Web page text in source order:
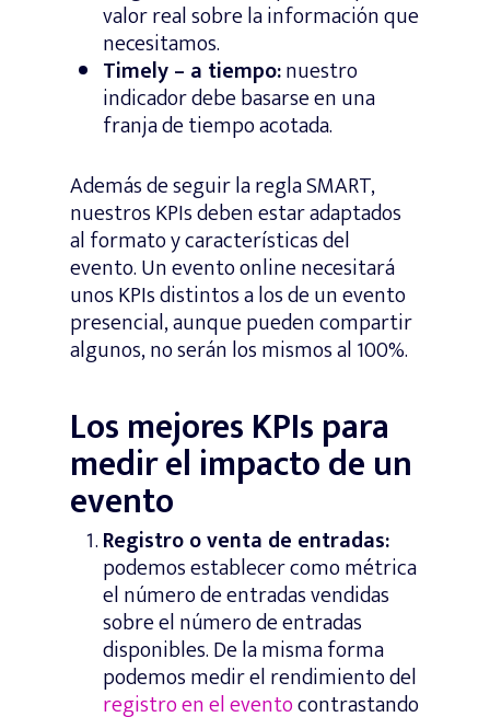
valor real sobre la información que
necesitamos.
Timely – a tiempo:nuestro
indicador debe basarse en una
franja de tiempo acotada.
Además de seguir la regla SMART,
nuestros KPIs deben estar adaptados
al formato y características del
evento. Un evento online necesitará
unos KPIs distintos a los de un evento
presencial, aunque pueden compartir
algunos, no serán los mismos al 100%.
Los mejores KPIs para
medir el impacto de un
evento
Registro o venta de entradas:
podemos establecer como métrica
el número de entradas vendidas
sobre el número de entradas
disponibles. De la misma forma
podemos medir el rendimiento del
registro en el eventocontrastando